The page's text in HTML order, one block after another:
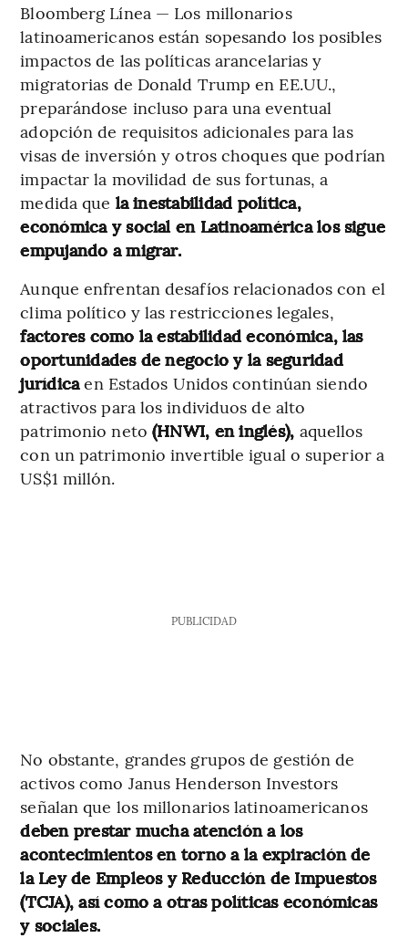
Bloomberg Línea — Los millonarios
latinoamericanos están sopesando los posibles
impactos de las políticas arancelarias y
migratorias de Donald Trump en EE.UU.,
preparándose incluso para una eventual
adopción de requisitos adicionales para las
visas de inversión y otros choques que podrían
impactar la movilidad de sus fortunas, a
medida que la inestabilidad política,
económica y social en Latinoamérica los sigue
empujando a migrar.
Aunque enfrentan desafíos relacionados con el
clima político y las restricciones legales,
factores como la estabilidad económica, las
oportunidades de negocio y la seguridad
jurídicaen Estados Unidos continúan siendo
atractivos para los individuos de alto
patrimonio neto (HNWI, en inglés), aquellos
con un patrimonio invertible igual o superior a
US$1 millón.
PUBLICIDAD
No obstante, grandes grupos de gestión de
activos como Janus Henderson Investors
señalan que los millonarios latinoamericanos
deben prestar mucha atención a los
acontecimientos en torno a la expiración de
la Ley de Empleos y Reducción de Impuestos
(TCJA), así como a otras políticas económicas
y sociales.